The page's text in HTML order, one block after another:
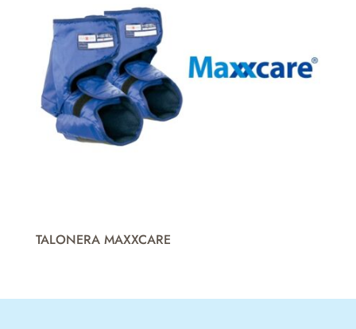
TALONERA MAXXCARE